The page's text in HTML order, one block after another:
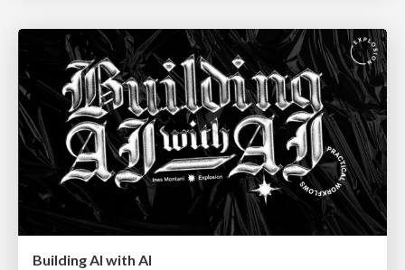
Building AI with AI